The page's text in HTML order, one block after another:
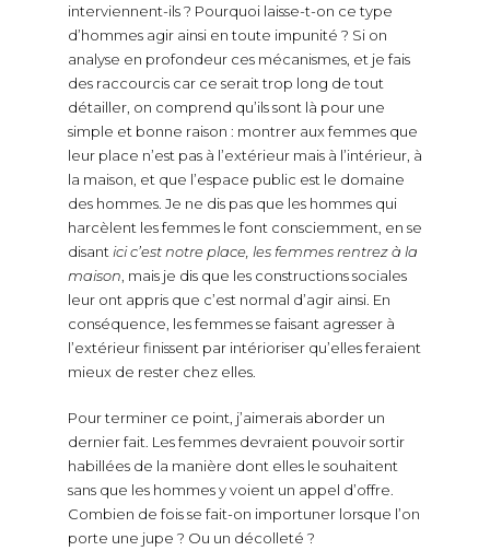
interviennent-ils ? Pourquoi laisse-t-on ce type
d’hommes agir ainsi en toute impunité ? Si on
analyse en profondeur ces mécanismes, et je fais
des raccourcis car ce serait trop long de tout
détailler, on comprend qu’ils sont là pour une
simple et bonne raison : montrer aux femmes que
leur place n’est pas à l’extérieur mais à l’intérieur, à
la maison, et que l’espace public est le domaine
des hommes. Je ne dis pas que les hommes qui
harcèlent les femmes le font consciemment, en se
disant ici c’est notre place, les femmes rentrez à la
maison , mais je dis que les constructions sociales
leur ont appris que c’est normal d’agir ainsi. En
conséquence, les femmes se faisant agresser à
l’extérieur finissent par intérioriser qu’elles feraient
mieux de rester chez elles.
Pour terminer ce point, j’aimerais aborder un
dernier fait. Les femmes devraient pouvoir sortir
habillées de la manière dont elles le souhaitent
sans que les hommes y voient un appel d’offre.
Combien de fois se fait-on importuner lorsque l’on
porte une jupe ? Ou un décolleté ?